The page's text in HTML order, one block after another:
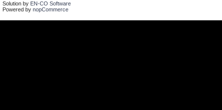
Solution by EN-CO Software
Powered by nopCommerce